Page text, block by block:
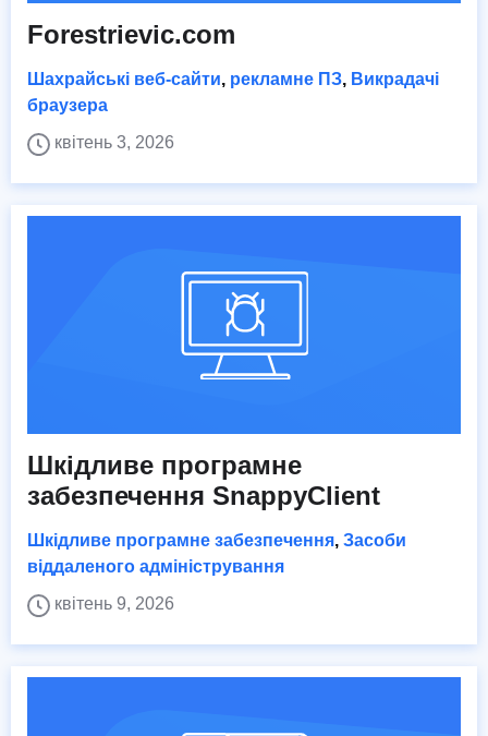
Forestrievic.com
Шахрайські веб-сайти, рекламне ПЗ, Викрадачі
браузера
квітень 3, 2026
Шкідливе програмне
забезпечення SnappyClient
Шкідливе програмне забезпечення, Засоби
віддаленого адміністрування
квітень 9, 2026